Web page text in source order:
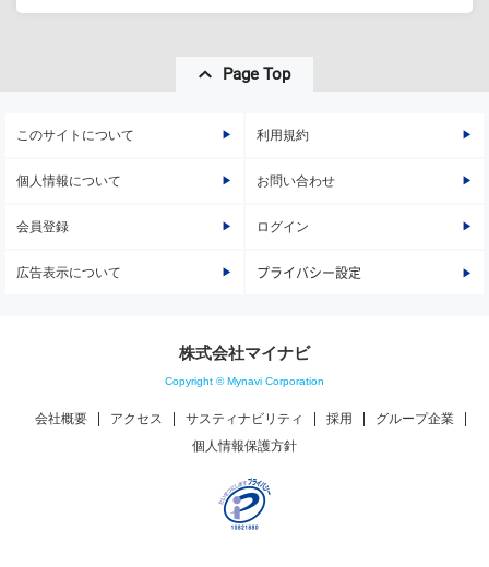
Page Top
このサイトについて 利用規約
個人情報について お問い合わせ
会員登録 ログイン
広告表示について プライバシー設定
株式会社マイナビ
Copyright © Mynavi Corporation
会社概要 アクセス サスティナビリティ 採用
グループ企業
個人情報保護方針